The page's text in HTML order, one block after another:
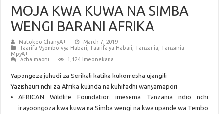
MOJA KWA KUWA NA SIMBA
WENGI BARANI AFRIKA
Matokeo ChanyA+
March 7, 2019
Taarifa Vyombo vya Habari ,Taarifa ya Habari ,Tanzania ,Tanzania
MpyA+
Acha maoni
1,124 Imeonekana
Yapongeza juhudi za Serikali katika kukomesha ujangili
Yazishauri nchi za Afrika kulinda na kuhifadhi wanyamapori
AFRICAN Wildlife Foundation imesema Tanzania ndio nchi
inayoongoza kwa kuwa na Simba wengi na kwa upande wa Tembo